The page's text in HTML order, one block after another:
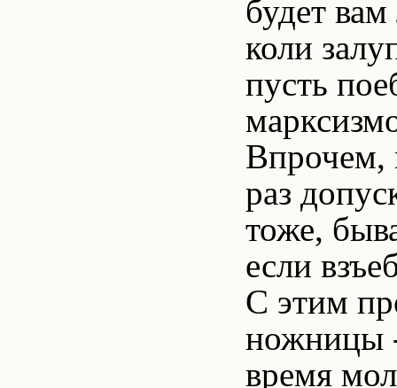
будет
коли
пусть
Впрочем,
раз
тоже,
если
С этим
ножницы
время